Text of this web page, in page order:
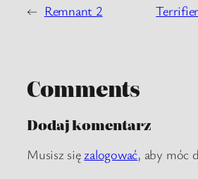
← Remnant 2
Comments
Dodaj komentarz
Musisz sięzalogować, aby móc